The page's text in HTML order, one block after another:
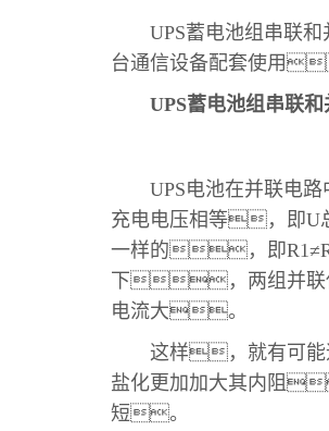
UPS蓄电池组串联和
台通信设备配套使用
UPS蓄电池组串联
UPS电池在并联电路
充电电压相等，即
一样的，即
下，两组并联
电流大。
这样，就有可能
盐化更加加大其内阻
短。